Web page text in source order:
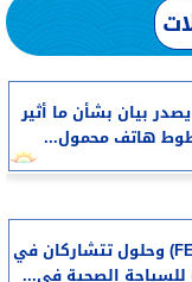
بيان بشأن ما أثير
هاتف محمول...
فيكسد مصر (FEDIS) وحلول تتشاركان في